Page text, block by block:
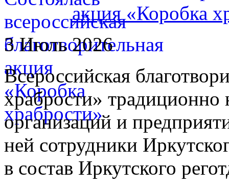
акция «Коробка
3 Июль 2026
Всероссийская
храбрости»
организаций и
ней сотрудники
в состав Иркутского